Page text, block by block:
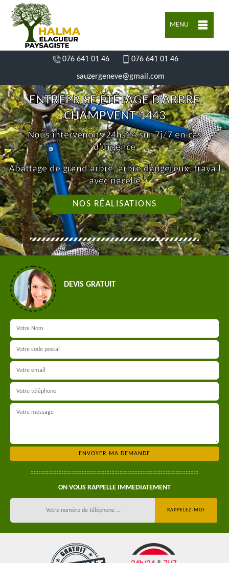
MENU
076 641 01 46 076 641 01 46
sauzergeneve@gmail.com
ENTREPRISE ÉTÊTAGE D'ARBRE
CHAMPVENT 1443
Nous intervenons 24h/24 sur 7j/7 en cas
d'urgence
Abattage de grand arbre, arbre dangereux, travail
avec nacelle
NOS RÉALISATIONS
DEVIS GRATUIT
ON VOUS RAPPELLE IMMEDIATEMENT